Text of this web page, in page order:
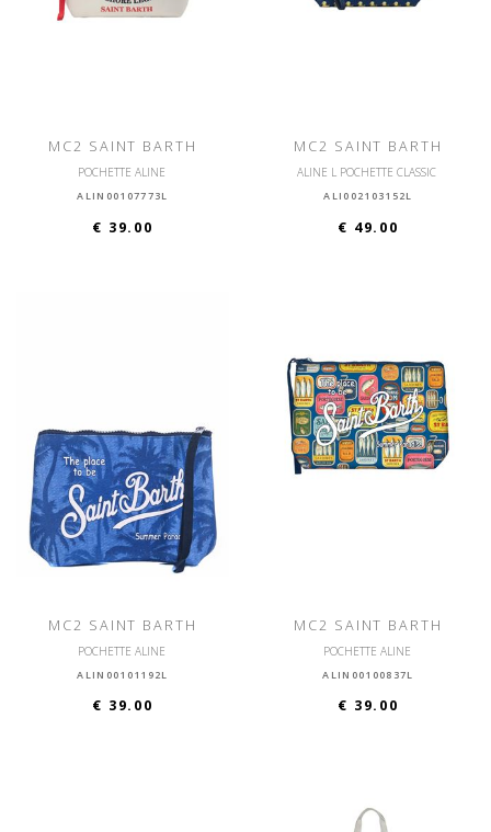
MC2 SAINT BARTH
POCHETTE ALINE
ALIN00107773L
€ 39.00
MC2 SAINT BARTH
ALINE L POCHETTE CLASSIC
ALI002103152L
€ 49.00
MC2 SAINT BARTH
POCHETTE ALINE
ALIN00101192L
€ 39.00
MC2 SAINT BARTH
POCHETTE ALINE
ALIN00100837L
€ 39.00